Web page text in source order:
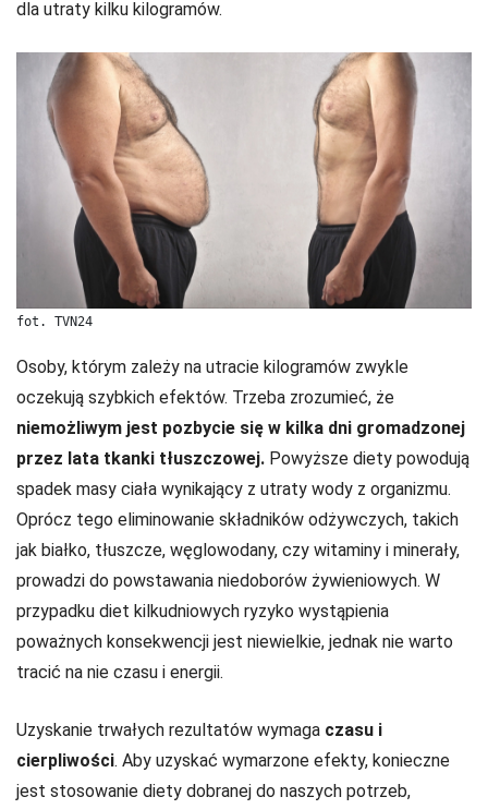
dla utraty kilku kilogramów.
fot. TVN24
Osoby, którym zależy na utracie kilogramów zwykle
oczekują szybkich efektów. Trzeba zrozumieć, że
niemożliwym jest pozbycie się w kilka dni gromadzonej
przez lata tkanki tłuszczowej. Powyższe diety powodują
spadek masy ciała wynikający z utraty wody z organizmu.
Oprócz tego eliminowanie składników odżywczych, takich
jak białko, tłuszcze, węglowodany, czy witaminy i minerały,
prowadzi do powstawania niedoborów żywieniowych. W
przypadku diet kilkudniowych ryzyko wystąpienia
poważnych konsekwencji jest niewielkie, jednak nie warto
tracić na nie czasu i energii.
Uzyskanie trwałych rezultatów wymaga czasu i
cierpliwości. Aby uzyskać wymarzone efekty, konieczne
jest stosowanie diety dobranej do naszych potrzeb,